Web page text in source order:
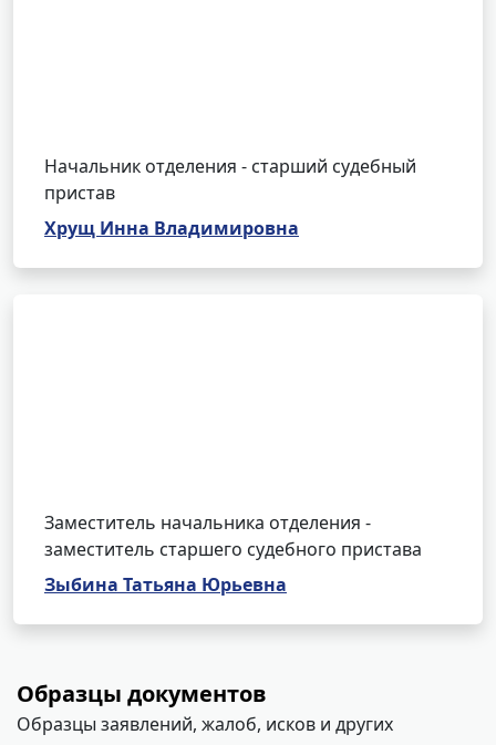
Начальник отделения - старший судебный
пристав
Хрущ Инна Владимировна
Заместитель начальника отделения -
заместитель старшего судебного пристава
Зыбина Татьяна Юрьевна
Образцы документов
Образцы заявлений, жалоб, исков и других